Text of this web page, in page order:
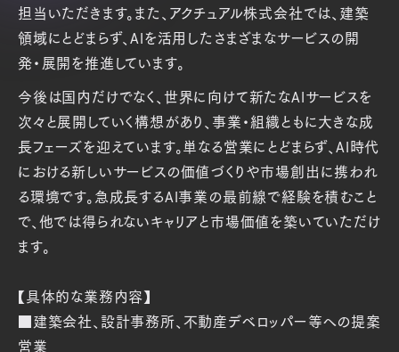
担当いただきます。また、アクチュアル株式会社では、建築
領域にとどまらず、AIを活用したさまざまなサービスの開
発・展開を推進しています。
今後は国内だけでなく、世界に向けて新たなAIサービスを
次々と展開していく構想があり、事業・組織ともに大きな成
長フェーズを迎えています。単なる営業にとどまらず、AI時代
における新しいサービスの価値づくりや市場創出に携われ
る環境です。急成長するAI事業の最前線で経験を積むこと
で、他では得られないキャリアと市場価値を築いていただけ
ます。
【具体的な業務内容】
■建築会社、設計事務所、不動産デベロッパー等への提案
営業